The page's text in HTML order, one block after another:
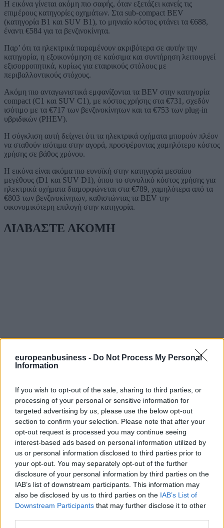
europeanbusiness - Do Not Process My Personal
Information
If you wish to opt-out of the sale, sharing to third parties, or
processing of your personal or sensitive information for
targeted advertising by us, please use the below opt-out
section to confirm your selection. Please note that after your
opt-out request is processed you may continue seeing
interest-based ads based on personal information utilized by
us or personal information disclosed to third parties prior to
your opt-out. You may separately opt-out of the further
disclosure of your personal information by third parties on the
IAB’s list of downstream participants. This information may
also be disclosed by us to third parties on the IAB’s List of
Downstream Participants that may further disclose it to other
Η εικόνα γίνεται ακόμη πιο σαφής, όταν εξετάζει κανείς τις
επιμέρους κατηγορίες οχημάτων. Στα sub-compact BEV
(κατηγορία B1 και SUV B1), το μηνιαίο κόστος φτάνει τα €688,
έναντι €584 για τα βενζινοκίνητα.
Παρ’ ότι τα ηλεκτρικά παραμένουν ακριβότερα σε αυτήν την
κατηγορία, η εξοικονόμηση σε καύσιμα και συντήρηση λειτουργεί
εξισορροπητικά, κυρίως για εταιρικούς στόλους με
περιβαλλοντικούς στόχους.
Ακόμη πιο ανταγωνιστικά εμφανίζονται τα BEV στην κατηγορία
compact (C1 και SUV C1), με κόστος χρήσης στα €731, σχεδόν
ισότιμο με τα €717 των βενζινοκίνητων και τα €753 των plug-in
υβριδικών (PHEV).
Η σύγκλιση αυτή δείχνει ότι τα ηλεκτρικά οχήματα μπορούν πλέον
να σταθούν ισότιμα στην αγορά, προσφέροντας χαμηλότερο κόστος
χρήσης σε βάθος χρόνου.
Η εικόνα είναι ακόμα πιο ευνοϊκή στην κατηγορία μεσαίου
μεγέθους (D1 και SUV D1), όπου το συνολικό κόστος χρήσης για
ηλεκτρικά οχήματα διαμορφώνεται στα €789, χαμηλότερα από τα
€803 των βενζινοκίνητων, καθιστώντας τα BEV την
οικονομικότερη επιλογή στην κατηγορία.
ΔΙΑΒΑΣΤΕ ΑΚΟΜΗ